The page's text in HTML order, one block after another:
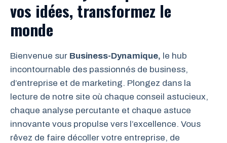
vos idées, transformez le
monde
Bienvenue sur Business-Dynamique, le hub
incontournable des passionnés de business,
d’entreprise et de marketing. Plongez dans la
lecture de notre site où chaque conseil astucieux,
chaque analyse percutante et chaque astuce
innovante vous propulse vers l’excellence. Vous
rêvez de faire décoller votre entreprise, de